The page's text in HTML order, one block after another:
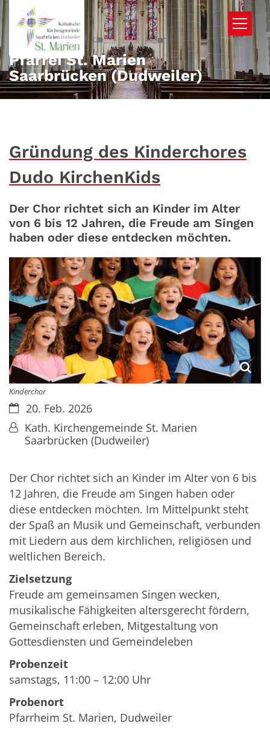
Zum Inhalt springen
Pfarrei St. Marien
Saarbrücken (Dudweiler)
Gründung des Kinderchores
Dudo KirchenKids
Der Chor richtet sich an Kinder im Alter
von 6 bis 12 Jahren, die Freude am Singen
haben oder diese entdecken möchten.
Kinderchor
Datum:20. Feb. 2026
Von:Kath. Kirchengemeinde St. Marien
Saarbrücken (Dudweiler)
Der Chor richtet sich an Kinder im Alter von 6 bis
12 Jahren, die Freude am Singen haben oder
diese entdecken möchten. Im Mittelpunkt steht
der Spaß an Musik und Gemeinschaft, verbunden
mit Liedern aus dem kirchlichen, religiösen und
weltlichen Bereich.
Zielsetzung
Freude am gemeinsamen Singen wecken,
musikalische Fähigkeiten altersgerecht fördern,
Gemeinschaft erleben, Mitgestaltung von
Gottesdiensten und Gemeindeleben
Probenzeit
samstags, 11:00 – 12:00 Uhr
Probenort
Pfarrheim St. Marien, Dudweiler